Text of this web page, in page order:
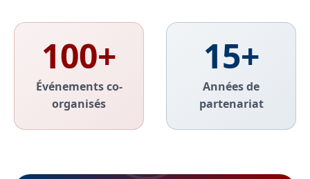
100+
Événements co-
organisés
15+
Années de
partenariat